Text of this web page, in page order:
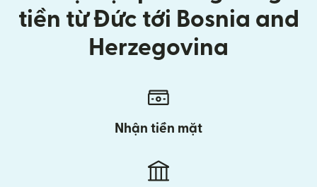
tiền từ Đức tới Bosnia and
Herzegovina
Nhận tiền mặt